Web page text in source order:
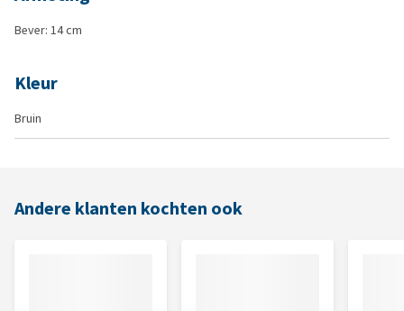
Bever: 14 cm
Kleur
Bruin
Andere klanten kochten ook